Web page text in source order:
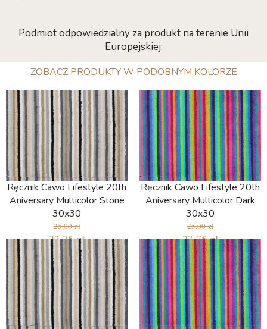
Podmiot odpowiedzialny za produkt na terenie Unii
Europejskiej:
ZOBACZ PRODUKTY W PODOBNYM KOLORZE
Ręcznik Cawo Lifestyle 20th
Aniversary Multicolor Stone
30x30
25,00 zł
23,75 zł
Ręcznik Cawo Lifestyle 20th
Aniversary Multicolor Dark
30x30
25,00 zł
23,75 zł